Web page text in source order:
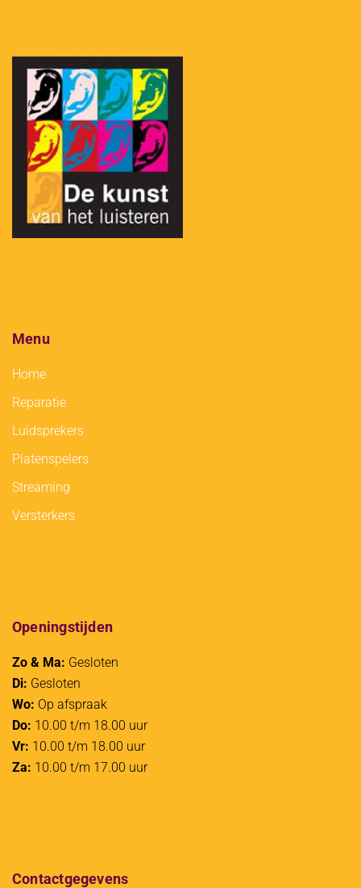
Menu
Home
Reparatie
Luidsprekers
Platenspelers
Streaming
Versterkers
Openingstijden
Zo & Ma: Gesloten
Di: Gesloten
Wo: Op afspraak
Do: 10.00 t/m 18.00 uur
Vr: 10.00 t/m 18.00 uur
Za: 10.00 t/m 17.00 uur
Contactgegevens